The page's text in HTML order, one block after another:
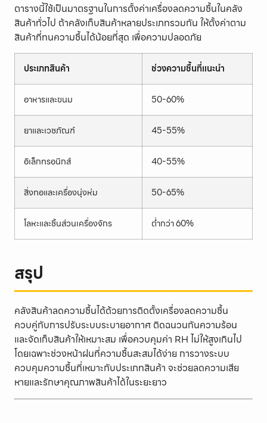
ตารางนี้ใช้เป็นมาตรฐานในการตั้งค่าเครื่องลดความชื้นในคลัง
สินค้าทั่วไป ถ้าคลังเก็บสินค้าหลายประเภทรวมกัน ให้ตั้งค่าตาม
สินค้าที่ทนความชื้นได้น้อยที่สุด เพื่อความปลอดภัย
ประเภทสินค้า ช่วงความชื้นที่แนะนำ
อาหารและขนม 50-60%
ยาและเวชภัณฑ์ 45-55%
อิเล็กทรอนิกส์ 40-55%
สิ่งทอและเครื่องนุ่งห่ม 50-65%
โลหะและชิ้นส่วนเครื่องจักร ต่ำกว่า 60%
สรุป
คลังสินค้าลดความชื้นได้ด้วยการติดตั้งเครื่องลดความชื้น
ควบคู่กับการปรับระบบระบายอากาศ ติดฉนวนกันความร้อน
และจัดเก็บสินค้าให้เหมาะสม เพื่อควบคุมค่า RH ไม่ให้สูงเกินไป
โดยเฉพาะช่วงหน้าฝนที่ความชื้นสะสมได้ง่าย การวางระบบ
ควบคุมความชื้นที่เหมาะกับประเภทสินค้า จะช่วยลดความเสีย
หายและรักษาคุณภาพสินค้าได้ในระยะยาว